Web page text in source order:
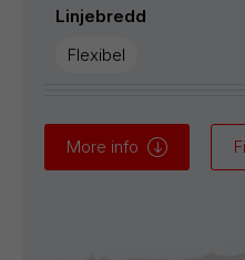
Linjebredd
Flexibel
More info